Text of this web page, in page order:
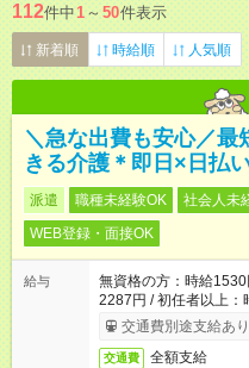
112件中1 ～ 50件表示
新着順 時給順 人気順
＼急な出費も安心／最
きる介護＊即日×日払
派遣 職種未経験OK 社会人未
WEB登録・面接OK
給与
無資格の方：時給
2287円 / 初任者以上
日収例：1万2240円（
交通費別途支給あり
交通費 全額支給